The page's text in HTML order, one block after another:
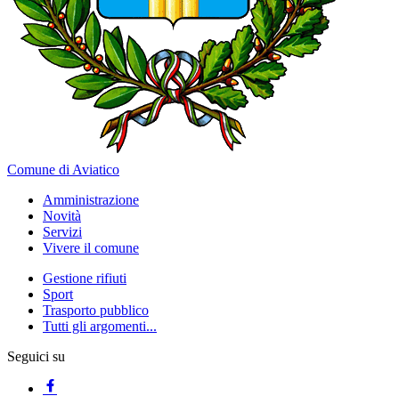
Comune di Aviatico
Amministrazione
Novità
Servizi
Vivere il comune
Gestione rifiuti
Sport
Trasporto pubblico
Tutti gli argomenti...
Seguici su